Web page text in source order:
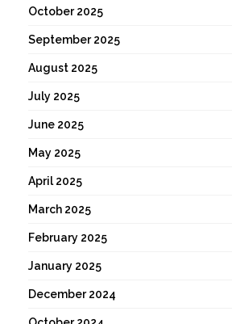
October 2025
September 2025
August 2025
July 2025
June 2025
May 2025
April 2025
March 2025
February 2025
January 2025
December 2024